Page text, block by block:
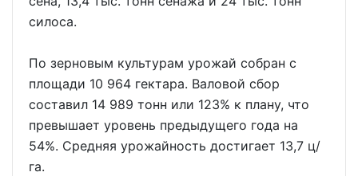
силоса.
По зерновым культурам урожай собран с
площади 10 964 гектара. Валовой сбор
составил 14 989 тонн или 123% к плану, что
превышает уровень предыдущего года на
54%. Средняя урожайность достигает 13,7 ц/
га.